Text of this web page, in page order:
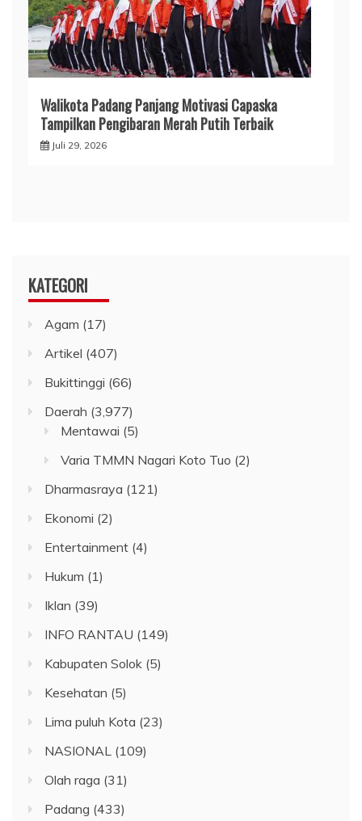
Walikota Padang Panjang Motivasi Capaska
Tampilkan Pengibaran Merah Putih Terbaik
Juli 29, 2026
KATEGORI
Agam (17)
Artikel (407)
Bukittinggi (66)
Daerah (3,977)
Mentawai (5)
Varia TMMN Nagari Koto Tuo (2)
Dharmasraya (121)
Ekonomi (2)
Entertainment (4)
Hukum (1)
Iklan (39)
INFO RANTAU (149)
Kabupaten Solok (5)
Kesehatan (5)
Lima puluh Kota (23)
NASIONAL (109)
Olah raga (31)
Padang (433)